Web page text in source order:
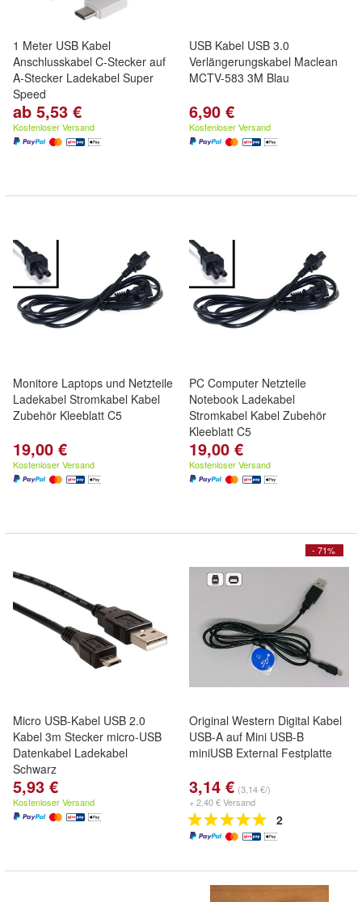
1 Meter USB Kabel
Anschlusskabel C-Stecker auf
A-Stecker Ladekabel Super
Speed
ab 5,53 €
Kostenloser Versand
USB Kabel USB 3.0
Verlängerungskabel Maclean
MCTV-583 3M Blau
6,90 €
Kostenloser Versand
Monitore Laptops und Netzteile
Ladekabel Stromkabel Kabel
Zubehör Kleeblatt C5
19,00 €
Kostenloser Versand
PC Computer Netzteile
Notebook Ladekabel
Stromkabel Kabel Zubehör
Kleeblatt C5
19,00 €
Kostenloser Versand
Micro USB-Kabel USB 2.0
Kabel 3m Stecker micro-USB
Datenkabel Ladekabel
Schwarz
5,93 €
Kostenloser Versand
- 71%
Original Western Digital Kabel
USB-A auf Mini USB-B
miniUSB External Festplatte
3,14 € (3,14 €/)
+ 2,40 € Versand
2